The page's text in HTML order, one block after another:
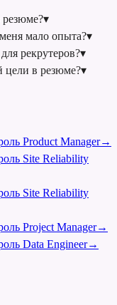
▾
мало опыта?▾
рекрутеров?▾
цели в резюме?▾
Product Manager→
Site Reliability
Site Reliability
Project Manager→
Data Engineer→